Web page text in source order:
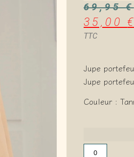
69,95€
35,00€
TTC
Jupe
Jupe
Couleur :
0